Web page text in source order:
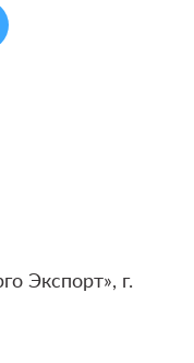
Экспорт», г.